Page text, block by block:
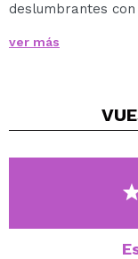
deslumbrantes
Este producto
La prebase no
la máscara, sin
Esta fórmula
hialurónico para
unas pestañas
ver más